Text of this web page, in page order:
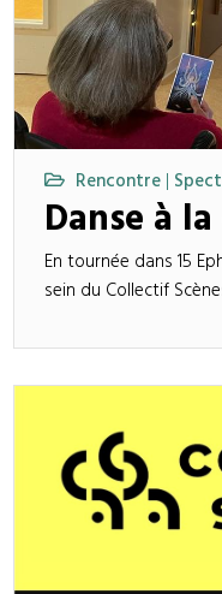
Rencontre |
Danse à
En tournée dans 15
sein du Collectif